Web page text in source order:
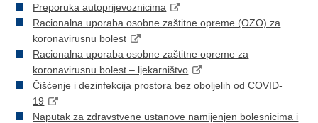
Preporuka autoprijevoznicima
Racionalna uporaba osobne zaštitne opreme (OZO) za
koronavirusnu bolest
Racionalna uporaba osobne zaštitne opreme za
koronavirusnu bolest – ljekarništvo
Čišćenje i dezinfekcija prostora bez oboljelih od COVID-
19
Naputak za zdravstvene ustanove namijenjen bolesnicima i